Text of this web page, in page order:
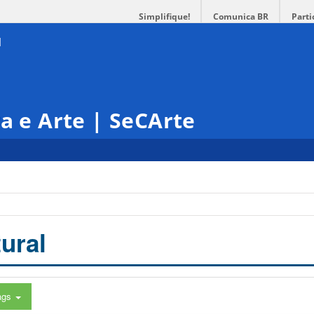
Simplifique! Comunica BR
e Arte | SeCArte